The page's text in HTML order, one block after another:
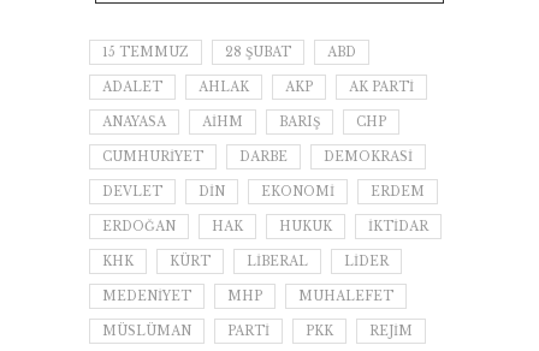
15 TEMMUZ 28 ŞUBAT ABD
ADALET AHLAK AKP AK PARTI
ANAYASA AİHM BARIŞ CHP
CUMHURIYET DARBE DEMOKRASI
DEVLET DIN EKONOMI ERDEM
ERDOĞAN HAK HUKUK IKTIDAR
KHK KÜRT LIBERAL LIDER
MEDENIYET MHP MUHALEFET
MÜSLÜMAN PARTI PKK REJIM